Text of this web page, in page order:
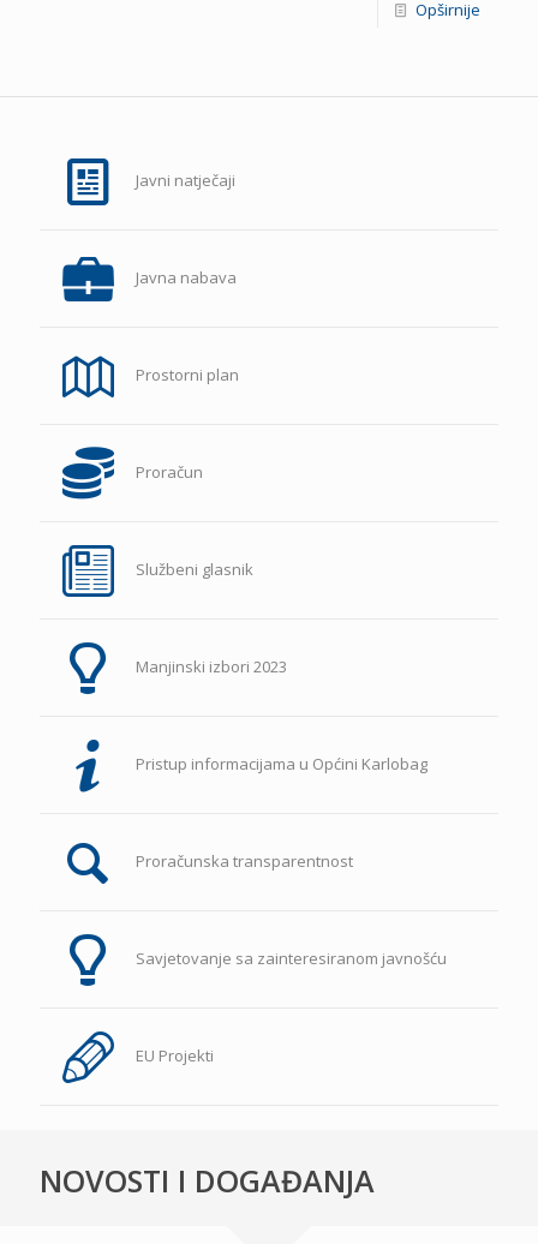
Opširnije
Javni natječaji
Javna nabava
Prostorni plan
Proračun
Službeni glasnik
Manjinski izbori 2023
Pristup informacijama u Općini Karlobag
Proračunska transparentnost
Savjetovanje sa zainteresiranom javnošću
EU Projekti
NOVOSTI I DOGAĐANJA